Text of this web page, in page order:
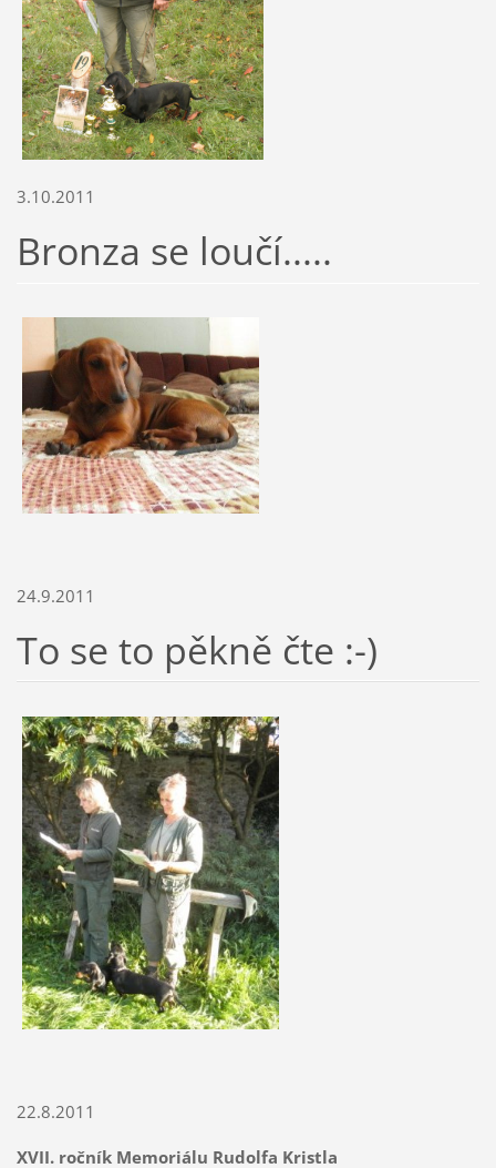
3.10.2011
Bronza se loučí.....
24.9.2011
To se to pěkně čte :-)
22.8.2011
XVII. ročník Memoriálu Rudolfa Kristla